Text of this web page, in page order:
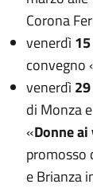
Corona
venerdì
convegno
venerdì29
di Monza
«Donne
promosso
e Brianza